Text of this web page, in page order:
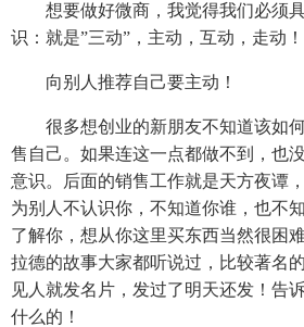
想要做好微商，我觉得我们必须具
识：就是”三动”，主动，互动，走动！
向别人推荐自己要主动！
很多想创业的新朋友不知道该如何
售自己。如果连这一点都做不到，也
意识。后面的销售工作就是天方夜谭
为别人不认识你，不知道你谁，也不
了解你，想从你这里买东西当然很困
拉德的故事大家都听说过，比较著名
见人就发名片，发过了明天还发！告
什么的！